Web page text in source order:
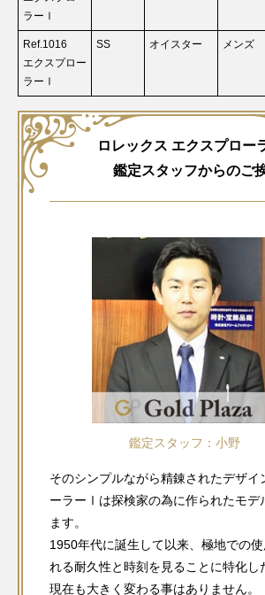
ラーⅠ
Ref.1016
エクスプロー
ラーⅠ
SS オイスター メンズ
ロレックス エクスプロー
鑑定スタッフからのご
鑑定スタッフ：小野
そのシンプルながら精錬されたデザイ
ーラーⅠは探検家の為に作られたモデ
ます。
1950年代に誕生して以来、極地での
れる耐久性と時刻を見ることに特化し
現在も大きく変わる事はありません。